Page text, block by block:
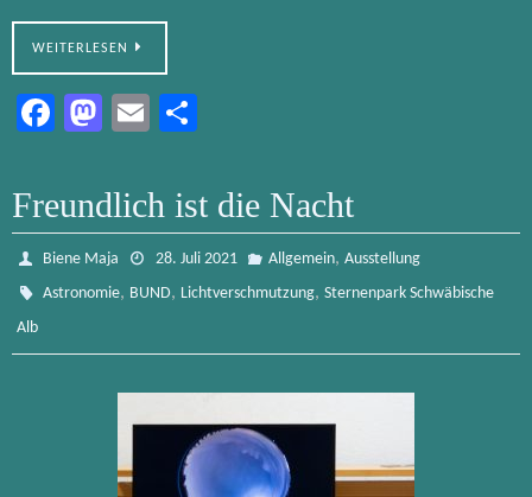
WEITERLESEN
Fa
o
ok
M
to
d
o
n
E
ail n
Freundlich ist die Nacht
Biene Maja 28. Juli 2021 Allgemein, Ausstellung
Astronomie, BUND, Lichtverschmutzung,Sternenpark Schwäbische
Alb